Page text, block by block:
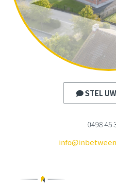
STEL
0498 45